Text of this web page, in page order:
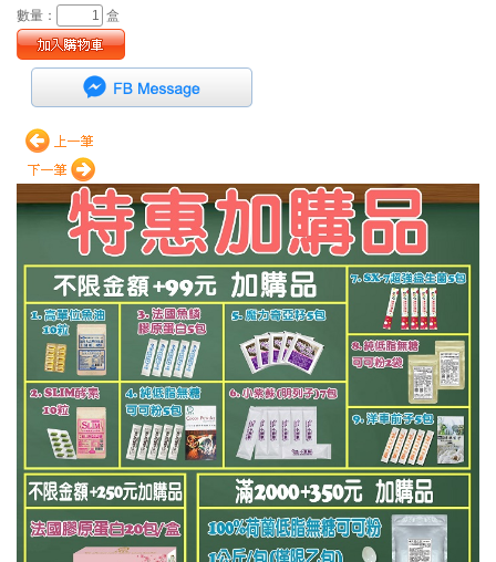
數量：
盒